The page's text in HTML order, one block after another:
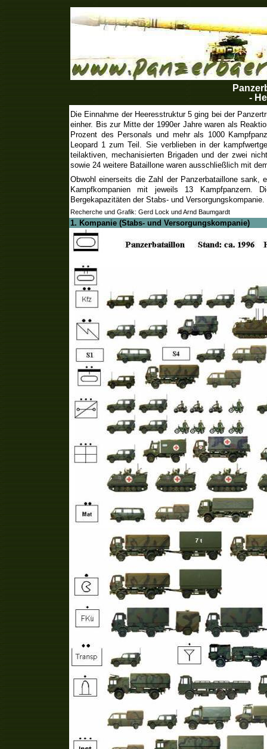
-
Die Einnahme der Heeresstruktur 5 ging bei der
einher. Bis zur Mitte der 1990er Jahre waren als
Prozent des Personals und mehr als 1000
Leopard 1 zum Teil. Sie verblieben in der
teilaktiven, mechanisierten Brigaden und der zwei
sowie 24 weitere Bataillone waren ausschließlich mit
Obwohl einerseits die Zahl der Panzerbataillone sank,
Kampfkompanien mit jeweils 13 Kampfpanzern.
Bergekapazitäten der Stabs- und Versorgungskompanie.
Recherche und Grafik: Gerd Lock und Arnd Baumgardt
1. Kompanie (Stabs- und Versorgungskompanie)